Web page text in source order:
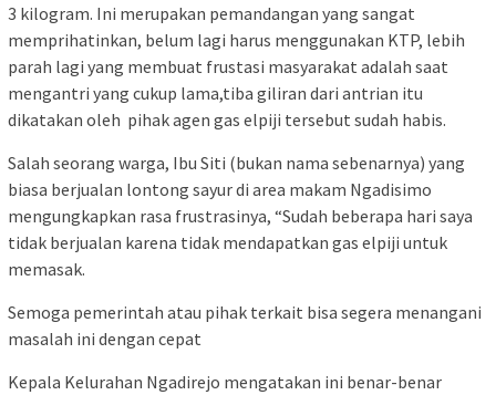
3 kilogram. Ini merupakan pemandangan yang sangat
memprihatinkan, belum lagi harus menggunakan KTP, lebih
parah lagi yang membuat frustasi masyarakat adalah saat
mengantri yang cukup lama,tiba giliran dari antrian itu
dikatakan oleh pihak agen gas elpiji tersebut sudah habis.
Salah seorang warga, Ibu Siti (bukan nama sebenarnya) yang
biasa berjualan lontong sayur di area makam Ngadisimo
mengungkapkan rasa frustrasinya, “Sudah beberapa hari saya
tidak berjualan karena tidak mendapatkan gas elpiji untuk
memasak.
Semoga pemerintah atau pihak terkait bisa segera menangani
masalah ini dengan cepat
Kepala Kelurahan Ngadirejo mengatakan ini benar-benar